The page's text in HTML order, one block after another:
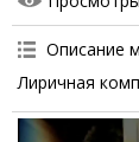
Описание
Лиричная